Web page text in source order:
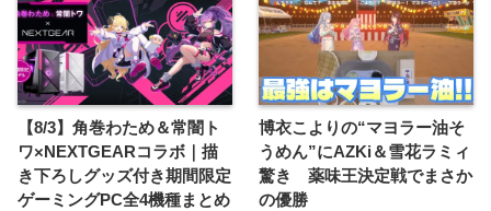
【8/3】角巻わため＆常闇ト
ワ×NEXTGEARコラボ｜描
き下ろしグッズ付き期間限定
ゲーミングPC全4機種まとめ
博衣こよりの“マヨラー油そ
うめん”にAZKi＆雪花ラミィ
驚き 薬味王決定戦でまさか
の優勝